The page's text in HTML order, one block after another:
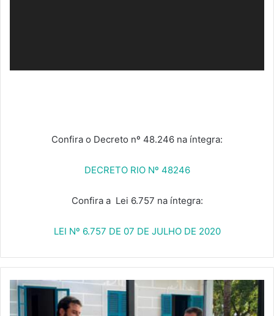
Confira o Decreto nº 48.246 na íntegra:
DECRETO RIO Nº 48246
Confira a Lei 6.757 na íntegra:
LEI Nº 6.757 DE 07 DE JULHO DE 2020
SUCESSO